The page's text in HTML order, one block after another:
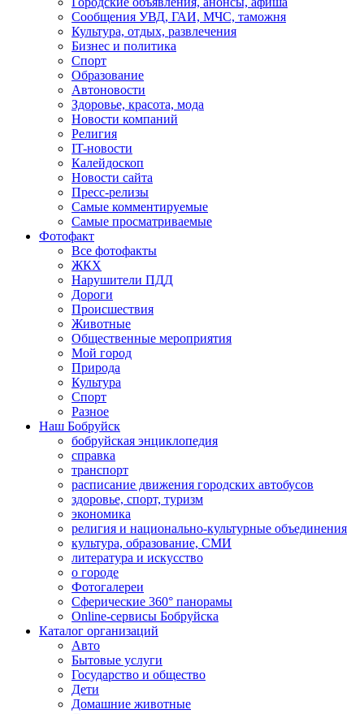
Сообщения УВД, ГАИ, МЧС, таможня
Культура, отдых, развлечения
Бизнес и политика
Спорт
Образование
Автоновости
Здоровье, красота, мода
Новости компаний
Религия
IT-новости
Калейдоскоп
Новости сайта
Пресс-релизы
Самые комментируемые
Самые просматриваемые
Фотофакт
Все фотофакты
ЖКХ
Нарушители ПДД
Дороги
Происшествия
Животные
Общественные мероприятия
Мой город
Природа
Культура
Спорт
Разное
Наш Бобруйск
бобруйская энциклопедия
справка
транспорт
расписание движения городских автобусов
здоровье, спорт, туризм
экономика
религия и национально-культурные объединения
культура, образование, СМИ
литература и искусство
о городе
Фотогалереи
Сферические 360° панорамы
Online-сервисы Бобруйска
Каталог организаций
Авто
Бытовые услуги
Государство и общество
Дети
Домашние животные